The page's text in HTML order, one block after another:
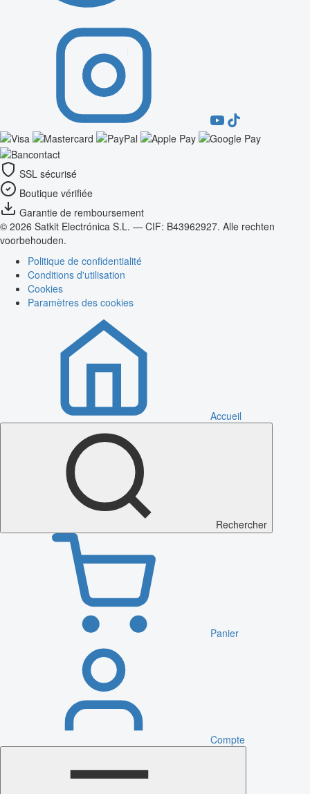
SSL sécurisé
Boutique vérifiée
Garantie de remboursement
© 2026 Satkit Electrónica S.L. — CIF: B43962927. Alle rechten
voorbehouden.
Politique de confidentialité
Conditions d'utilisation
Cookies
Paramètres des cookies
Accueil
Rechercher
Panier
Compte